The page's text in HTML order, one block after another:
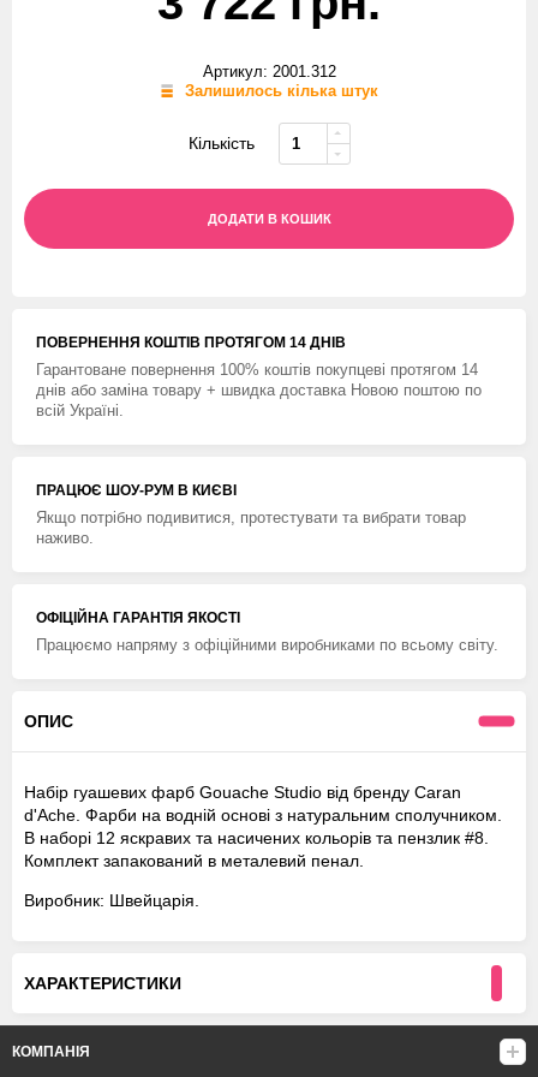
Артикул: 2001.312
Залишилось кілька штук
Кількість
ДОДАТИ В КОШИК
ПОВЕРНЕННЯ КОШТIВ ПРОТЯГОМ 14 ДНIВ
Гарантоване повернення 100% коштів покупцеві протягом 14
днів або заміна товару + швидка доставка Новою поштою по
всій Україні.
ПРАЦЮЄ ШОУ-РУМ В КИЄВІ
Якщо потрібно подивитися, протестувати та вибрати товар
наживо.
ОФІЦІЙНА ГАРАНТІЯ ЯКОСТІ
Працюємо напряму з офіційними виробниками по всьому світу.
ОПИС
Набір гуашевих фарб Gouache Studio від бренду Caran
d'Ache. Фарби на водній основі з натуральним сполучником.
В наборі 12 яскравих та насичених кольорів та пензлик #8.
Комплект запакований в металевий пенал.
Виробник: Швейцарія.
ХАРАКТЕРИСТИКИ
КОМПАНІЯ